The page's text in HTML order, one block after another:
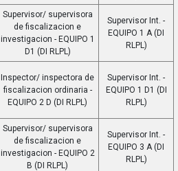
Supervisor/ supervisora
de fiscalizacion e
investigacion - EQUIPO 1
D1 (DI RLPL)
Supervisor Int. -
EQUIPO 1 A (DI
RLPL)
Inspector/ inspectora de
fiscalizacion ordinaria -
EQUIPO 2 D (DI RLPL)
Supervisor Int. -
EQUIPO 1 D1 (DI
RLPL)
Supervisor/ supervisora
de fiscalizacion e
investigacion - EQUIPO 2
B (DI RLPL)
Supervisor Int. -
EQUIPO 3 A (DI
RLPL)